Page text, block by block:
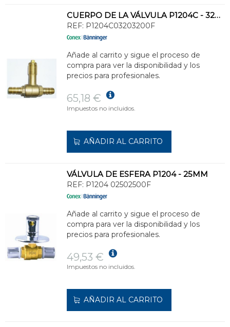
CUERPO DE LA VÁLVULA P1204C - 32MM
REF: P1204C03203200F
Añade al carrito y sigue el proceso de
compra para ver la disponibilidad y los
precios para profesionales.
65,18 €
Impuestos no incluidos.
AÑADIR AL CARRITO
VÁLVULA DE ESFERA P1204 - 25MM
REF: P1204 02502500F
Añade al carrito y sigue el proceso de
compra para ver la disponibilidad y los
precios para profesionales.
49,53 €
Impuestos no incluidos.
AÑADIR AL CARRITO